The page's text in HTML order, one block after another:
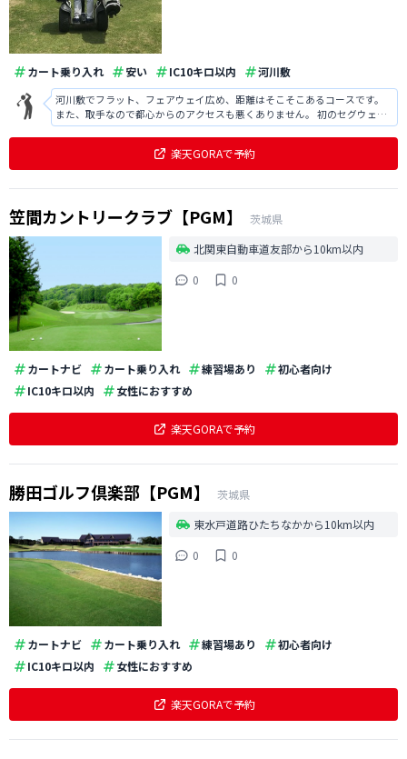
カート乗り入れ 安い IC10キロ以内 河川敷
河川敷でフラット、フェアウェイ広め、距離はそこそこあるコースです。
また、取手なので都心からのアクセスも悪くありません。 初のセグウェイ
プランで1.5R回りました。 セグウェイでのラウンドは楽しい上、それなり
一度はセグウェイゴルフを楽天GORAで予約
笠間カントリークラブ【PGM】
茨城県
北関東自動車道友部から10km以内
0
0
カートナビ カート乗り入れ 練習場あり
初心者向け
IC10キロ以内
女性におすすめ
楽天GORAで予約
勝田ゴルフ倶楽部【PGM】
茨城県
東水戸道路ひたちなかから10km以内
0
0
カートナビ カート乗り入れ 練習場あり
初心者向け
IC10キロ以内
女性におすすめ
楽天GORAで予約